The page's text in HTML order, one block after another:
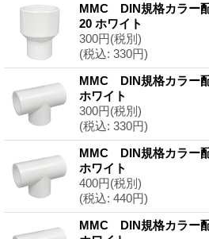
MMC DIN規格カラー
20 ホワイト
300円(税別)
(税込: 330円)
MMC DIN規格カラ
ホワイト
300円(税別)
(税込: 330円)
MMC DIN規格カラ
ホワイト
400円(税別)
(税込: 440円)
MMC DIN規格カラ